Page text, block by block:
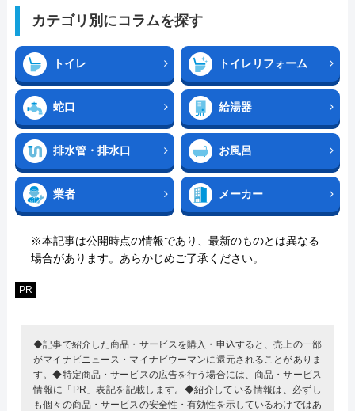
カテゴリ別にコラムを探す
トイレ トイレリフォーム
蛇口 給湯器
排水管・排水口 お風呂
業者 メーカー
※本記事は公開時点の情報であり、最新のものとは異なる
場合があります。あらかじめご了承ください。
PR
◆記事で紹介した商品・サービスを購入・申込すると、売上の一部
がマイナビニュース・マイナビウーマンに還元されることがありま
す。◆特定商品・サービスの広告を行う場合には、商品・サービス
情報に「PR」表記を記載します。◆紹介している情報は、必ずし
も個々の商品・サービスの安全性・有効性を示しているわけではあ